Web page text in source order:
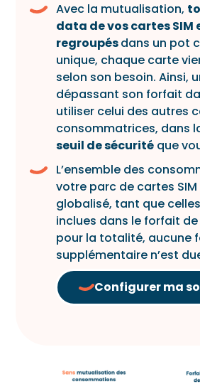
Avec la mutualisation,
data de vos cartes SIM
regroupésdans un pot
unique, chaque carte
selon son besoin. Ainsi,
dépassant son forfait
utiliser celui des autres
consommatrices, dans
seuil de sécuritéque
L’ensemble des
votre parc de cartes
globalisé, tant que
inclues dans le forfait
pour la totalité, aucune
supplémentaire n’est
Configurer ma